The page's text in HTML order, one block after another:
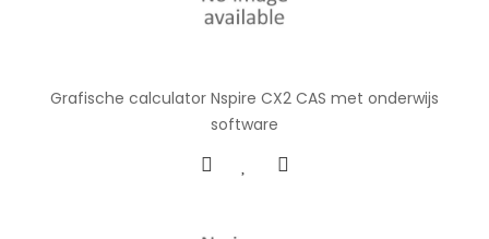
Grafische calculator Nspire CX2 CAS met onderwijs
software